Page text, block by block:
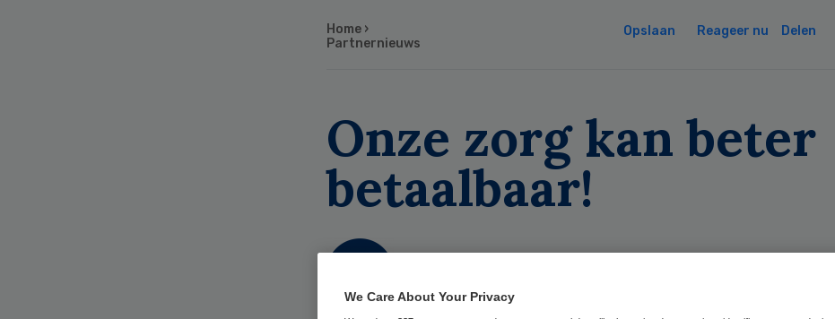
Home ›
Partnernieuws
Opslaan Reageer nu Delen
Onze zorg kan beter
betaalbaar!
We Care About Your Privacy